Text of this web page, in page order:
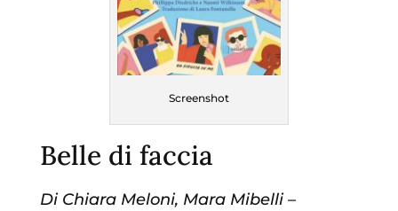
Screenshot
Belle di faccia
Di Chiara Meloni, Mara Mibelli –